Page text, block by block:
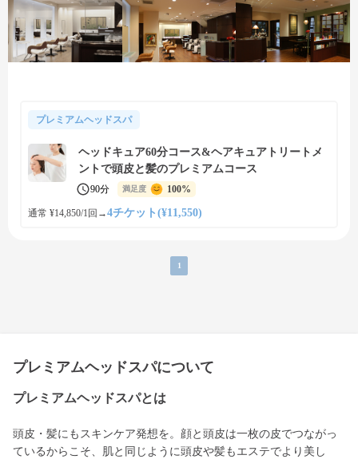
プレミアムヘッドスパ
ヘッドキュア60分コース&ヘアキュアトリートメ
ントで頭皮と髪のプレミアムコース
90分 満足度 100%
通常 ¥14,850/1回 →4チケット(¥11,550)
1
プレミアムヘッドスパについて
プレミアムヘッドスパとは
頭皮・髪にもスキンケア発想を。顔と頭皮は一枚の皮でつながっ
ているからこそ、肌と同じように頭皮や髪もエステでより美し